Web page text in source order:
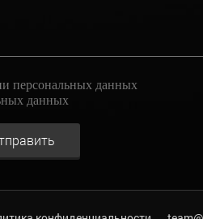
персональных данных
данных